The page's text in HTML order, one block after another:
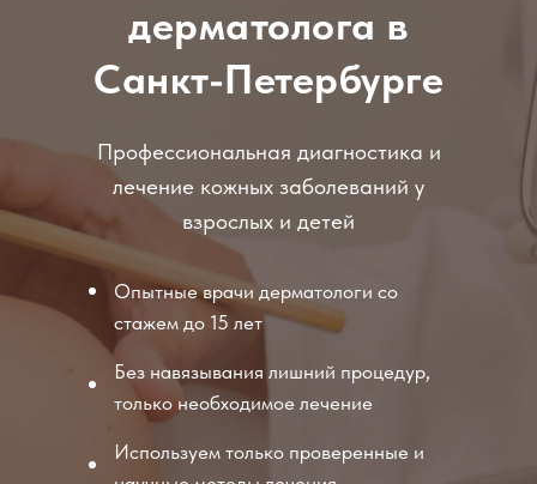
дерматолога в
Санкт-Петербурге
Профессиональная диагностика и
лечение кожных заболеваний у
взрослых и детей
Опытные врачи дерматологи со
стажем до 15 лет
Без навязывания лишний процедур,
только необходимое лечение
Используем только проверенные и